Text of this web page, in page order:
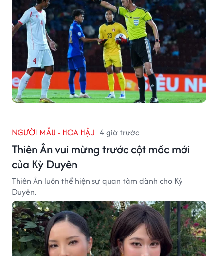
NGƯỜI MẪU - HOA HẬU 4 giờ trước
Thiên Ân vui mừng trước cột mốc mới
của Kỳ Duyên
Thiên Ân luôn thể hiện sự quan tâm dành cho Kỳ
Duyên.